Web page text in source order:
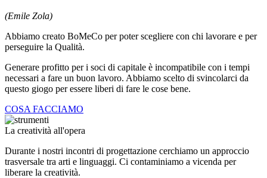
(Emile Zola)
Abbiamo creato BoMeCo per poter scegliere con chi lavorare e per
perseguire la Qualità.
Generare profitto per i soci di capitale è incompatibile con i tempi
necessari a fare un buon lavoro. Abbiamo scelto di svincolarci da
questo giogo per essere liberi di fare le cose bene.
COSA FACCIAMO
La creatività all'opera
Durante i nostri incontri di progettazione cerchiamo un approccio
trasversale tra arti e linguaggi. Ci contaminiamo a vicenda per
liberare la creatività.